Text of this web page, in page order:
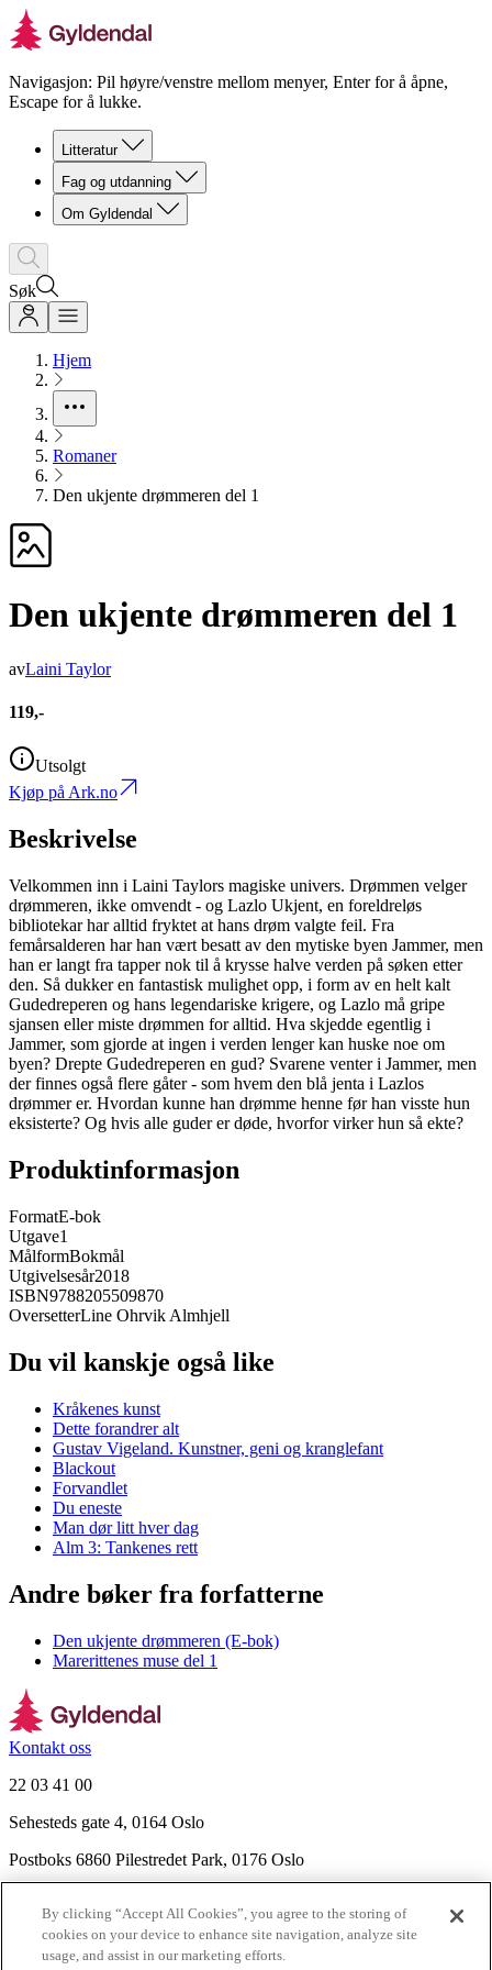
Navigasjon: Pil høyre/venstre mellom menyer, Enter for å åpne,
Escape for å lukke.
Litteratur
Fag og utdanning
Om Gyldendal
Søk
Hjem
Romaner
Den ukjente drømmeren del 1
Den ukjente drømmeren del 1
avLaini Taylor
119,-
Utsolgt
Kjøp på Ark.no
Beskrivelse
Velkommen inn i Laini Taylors magiske univers. Drømmen velger
drømmeren, ikke omvendt - og Lazlo Ukjent, en foreldreløs
bibliotekar har alltid fryktet at hans drøm valgte feil. Fra
femårsalderen har han vært besatt av den mytiske byen Jammer, men
han er langt fra tapper nok til å krysse halve verden på søken etter
den. Så dukker en fantastisk mulighet opp, i form av en helt kalt
Gudedreperen og hans legendariske krigere, og Lazlo må gripe
sjansen eller miste drømmen for alltid. Hva skjedde egentlig i
Jammer, som gjorde at ingen i verden lenger kan huske noe om
byen? Drepte Gudedreperen en gud? Svarene venter i Jammer, men
der finnes også flere gåter - som hvem den blå jenta i Lazlos
drømmer er. Hvordan kunne han drømme henne før han visste hun
eksisterte? Og hvis alle guder er døde, hvorfor virker hun så ekte?
Produktinformasjon
FormatE-bok
Utgave1
MålformBokmål
Utgivelsesår2018
ISBN9788205509870
OversetterLine Ohrvik Almhjell
Du vil kanskje også like
Kråkenes kunst
Dette forandrer alt
Gustav Vigeland. Kunstner, geni og kranglefant
Blackout
Forvandlet
Du eneste
Man dør litt hver dag
Alm 3: Tankenes rett
Andre bøker fra forfatterne
Den ukjente drømmeren (E-bok)
Marerittenes muse del 1
Kontakt oss
22 03 41 00
Sehesteds gate 4, 0164 Oslo
Postboks 6860 Pilestredet Park, 0176 Oslo
Nyhetsbrev
Ledige stillinger
By clicking “Accept All Cookies”, you agree to the storing of
cookies on your device to enhance site navigation, analyze site
usage, and assist in our marketing efforts.